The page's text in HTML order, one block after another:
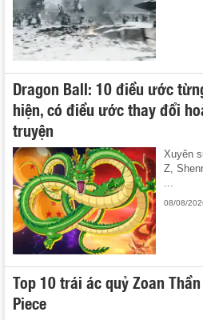
Dragon Ball: 10 điều ước
hiện, có điều ước thay đổi
truyện
Xuyên
Z,
...
08/08/
Top 10 trái ác quỷ Zoan
Piece